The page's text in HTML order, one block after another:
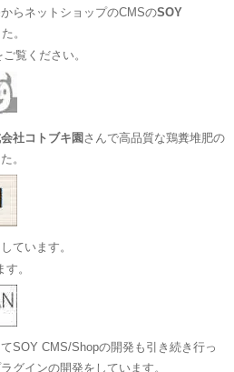
らネットショップのCMSのSOY
。
ご覧ください。
社コトブキ園 さんで高品質な鶏糞堆肥の
。
ています。
。
SOY CMS/Shopの開発も引き続き行っ
グインの開発をしています。